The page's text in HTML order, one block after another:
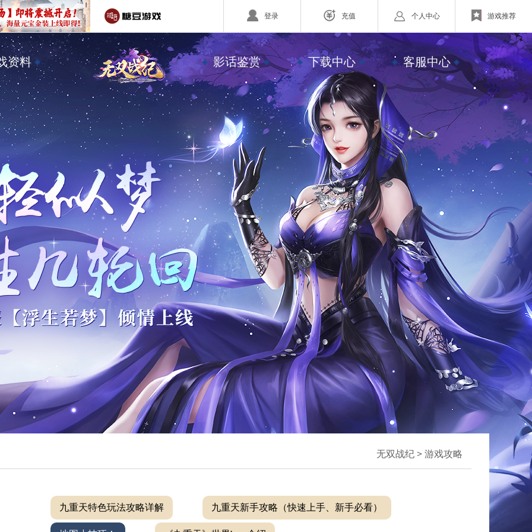
游戏推荐
个人中心
充值
登录
《秦始皇ol》国庆大服
国战的号角已经打响
【醉八仙】新派回合制
八仙过海故事背景
【北欧战纪】北欧神话为世界观
小体量好上手
注册账号 客服中心
回合制游戏
醉红楼
醉八仙
游】神兽版
国战游戏
秦始皇
斗神
特色游戏
勇士无双
网页游戏
ZAZA超级英雄
资料 影话鉴赏 下载中心 客服中心
无双战纪 > 游戏攻略
九重天特色玩法攻略详解 九重天新手攻略（快速上手、新手必看）